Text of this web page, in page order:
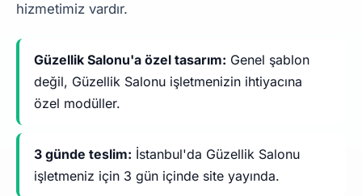
hizmetimiz vardır.
Güzellik Salonu'a özel tasarım: Genel şablon
değil, Güzellik Salonu işletmenizin ihtiyacına
özel modüller.
3 günde teslim: İstanbul'da Güzellik Salonu
işletmeniz için 3 gün içinde site yayında.